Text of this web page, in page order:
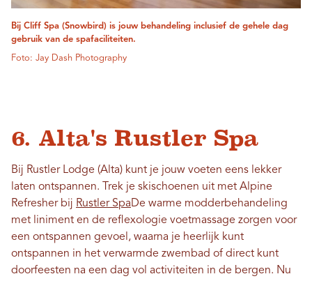
Bij Cliff Spa (Snowbird) is jouw behandeling inclusief de gehele dag
gebruik van de spafaciliteiten.
Foto: Jay Dash Photography
6. Alta's Rustler Spa
Bij Rustler Lodge (Alta) kunt je jouw voeten eens lekker
laten ontspannen.
Trek je skischoenen uit met Alpine
Refresher bij Rustler SpaDe warme modderbehandeling
met liniment en de reflexologie voetmassage zorgen voor
een ontspannen gevoel, waarna je heerlijk kunt
ontspannen in het verwarmde zwembad of direct kunt
doorfeesten na een dag vol activiteiten in de bergen. Nu